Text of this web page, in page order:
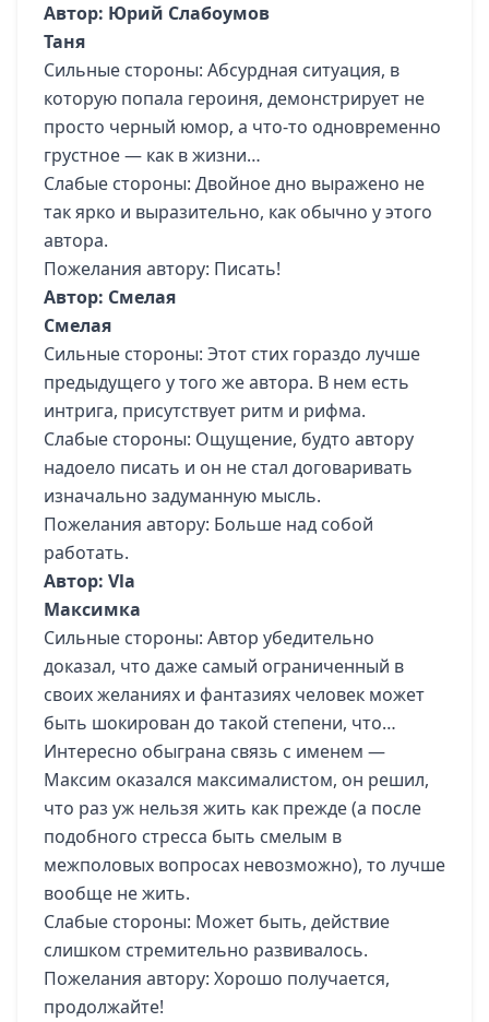
Автор: Юрий Слабоумов
Таня
Сильные стороны: Абсурдная ситуация, в
которую попала героиня, демонстрирует не
просто черный юмор, а что-то одновременно
грустное — как в жизни…
Слабые стороны: Двойное дно выражено не
так ярко и выразительно, как обычно у этого
автора.
Пожелания автору: Писать!
Автор: Смелая
Смелая
Сильные стороны: Этот стих гораздо лучше
предыдущего у того же автора. В нем есть
интрига, присутствует ритм и рифма.
Слабые стороны: Ощущение, будто автору
надоело писать и он не стал договаривать
изначально задуманную мысль.
Пожелания автору: Больше над собой
работать.
Автор: Vla
Максимка
Сильные стороны: Автор убедительно
доказал, что даже самый ограниченный в
своих желаниях и фантазиях человек может
быть шокирован до такой степени, что…
Интересно обыграна связь с именем —
Максим оказался максималистом, он решил,
что раз уж нельзя жить как прежде (а после
подобного стресса быть смелым в
межполовых вопросах невозможно), то лучше
вообще не жить.
Слабые стороны: Может быть, действие
слишком стремительно развивалось.
Пожелания автору: Хорошо получается,
продолжайте!